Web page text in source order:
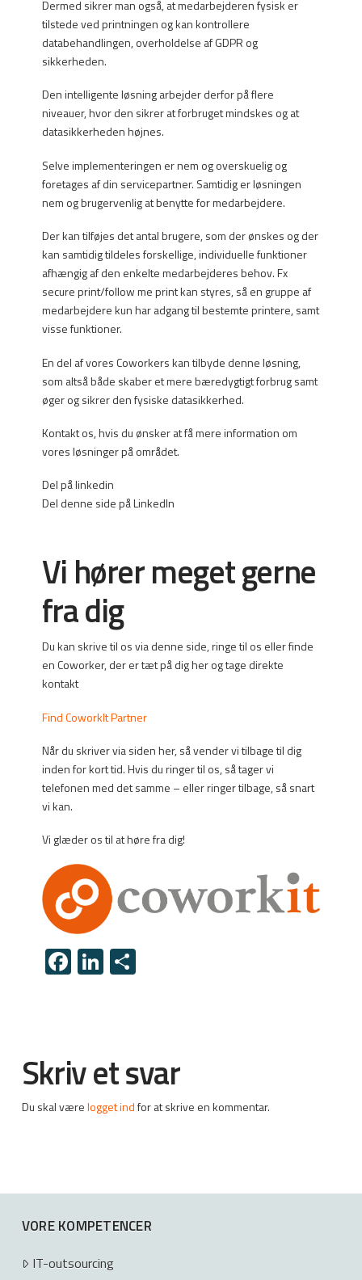
Dermed sikrer man også, at medarbejderen fysisk er
tilstede ved printningen og kan kontrollere
databehandlingen, overholdelse af GDPR og
sikkerheden.
Den intelligente løsning arbejder derfor på flere
niveauer, hvor den sikrer at forbruget mindskes og at
datasikkerheden højnes.
Selve implementeringen er nem og overskuelig og
foretages af din servicepartner. Samtidig er løsningen
nem og brugervenlig at benytte for medarbejdere.
Der kan tilføjes det antal brugere, som der ønskes og der
kan samtidig tildeles forskellige, individuelle funktioner
afhængig af den enkelte medarbejderes behov. Fx
secure print/follow me print kan styres, så en gruppe af
medarbejdere kun har adgang til bestemte printere, samt
visse funktioner.
En del af vores Coworkers kan tilbyde denne løsning,
som altså både skaber et mere bæredygtigt forbrug samt
øger og sikrer den fysiske datasikkerhed.
Kontakt os, hvis du ønsker at få mere information om
vores løsninger på området.
Del på linkedin
Del denne side på LinkedIn
Vi hører meget gerne
fra dig
Du kan skrive til os via denne side, ringe til os eller finde
en Coworker, der er tæt på dig her og tage direkte
kontakt
Find CoworkIt Partner
Når du skriver via siden her, så vender vi tilbage til dig
inden for kort tid. Hvis du ringer til os, så tager vi
telefonen med det samme – eller ringer tilbage, så snart
vi kan.
Vi glæder os til at høre fra dig!
Facebook
LinkedIn
Share
Skriv et svar
Du skal værelogget indfor at skrive en kommentar.
VORE KOMPETENCER
IT-outsourcing